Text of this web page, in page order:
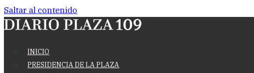
Saltar al contenido
INICIO
PRESIDENCIA DE LA PLAZA